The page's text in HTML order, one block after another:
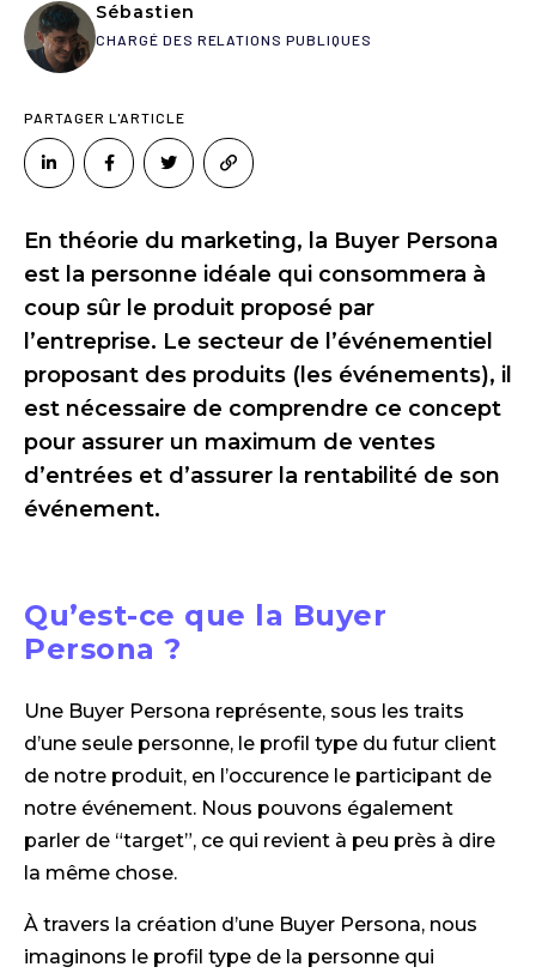
Sébastien
CHARGÉ DES RELATIONS PUBLIQUES
PARTAGER L'ARTICLE
En théorie du marketing, la Buyer Persona
est la personne idéale qui consommera à
coup sûr le produit proposé par
l’entreprise. Le secteur de l’événementiel
proposant des produits (les événements), il
est nécessaire de comprendre ce concept
pour assurer un maximum de ventes
d’entrées et d’assurer la rentabilité de son
événement.
Qu’est-ce que la Buyer
Persona ?
Une Buyer Persona représente, sous les traits
d’une seule personne, le profil type du futur client
de notre produit, en l’occurence le participant de
notre événement. Nous pouvons également
parler de “target”, ce qui revient à peu près à dire
la même chose.
À travers la création d’une Buyer Persona, nous
imaginons le profil type de la personne qui